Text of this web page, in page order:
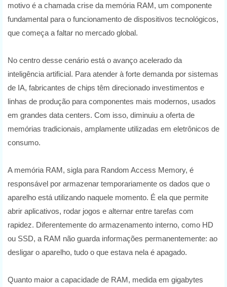
motivo é a chamada crise da memória RAM, um componente
fundamental para o funcionamento de dispositivos tecnológicos,
que começa a faltar no mercado global.
No centro desse cenário está o avanço acelerado da
inteligência artificial. Para atender à forte demanda por sistemas
de IA, fabricantes de chips têm direcionado investimentos e
linhas de produção para componentes mais modernos, usados
em grandes data centers. Com isso, diminuiu a oferta de
memórias tradicionais, amplamente utilizadas em eletrônicos de
consumo.
A memória RAM, sigla para Random Access Memory, é
responsável por armazenar temporariamente os dados que o
aparelho está utilizando naquele momento. É ela que permite
abrir aplicativos, rodar jogos e alternar entre tarefas com
rapidez. Diferentemente do armazenamento interno, como HD
ou SSD, a RAM não guarda informações permanentemente: ao
desligar o aparelho, tudo o que estava nela é apagado.
Quanto maior a capacidade de RAM, medida em gigabytes